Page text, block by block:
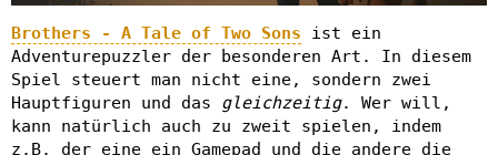
Brothers - A Tale of Two Sons ist ein
Adventurepuzzler der besonderen Art. In diesem
Spiel steuert man nicht eine, sondern zwei
Hauptfiguren und das gleichzeitig. Wer will,
kann natürlich auch zu zweit spielen, indem
z.B. der eine ein Gamepad und die andere die